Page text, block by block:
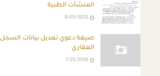
المنشآت الطبية
8/05/2025
صيغة دعوي تعديل بيانات السجل
العقاري
7/25/2026